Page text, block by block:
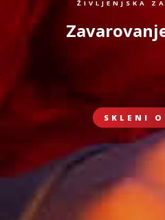
ŽIVLJENJSKA
SKLENI